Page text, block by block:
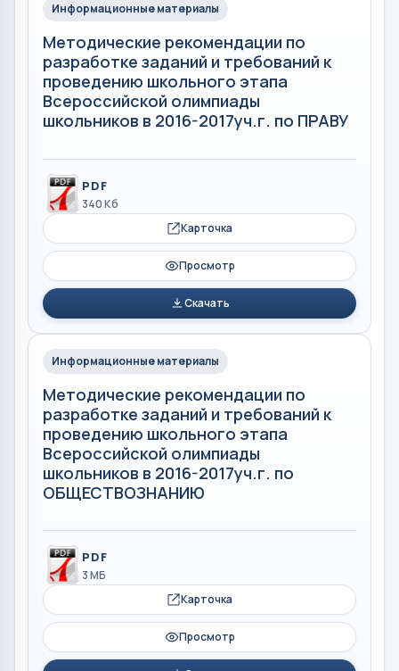
Информационные материалы
Методические рекомендации по
разработке заданий и требований к
проведению школьного этапа
Всероссийской олимпиады
школьников в 2016-2017уч.г. по ПРАВУ
PDF
340 Кб
Карточка
Просмотр
Скачать
Информационные материалы
Методические рекомендации по
разработке заданий и требований к
проведению школьного этапа
Всероссийской олимпиады
школьников в 2016-2017уч.г. по
ОБЩЕСТВОЗНАНИЮ
PDF
3 МБ
Карточка
Просмотр